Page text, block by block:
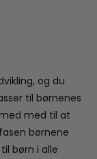
og du
til børnenes
med til at
børnene
børn i alle